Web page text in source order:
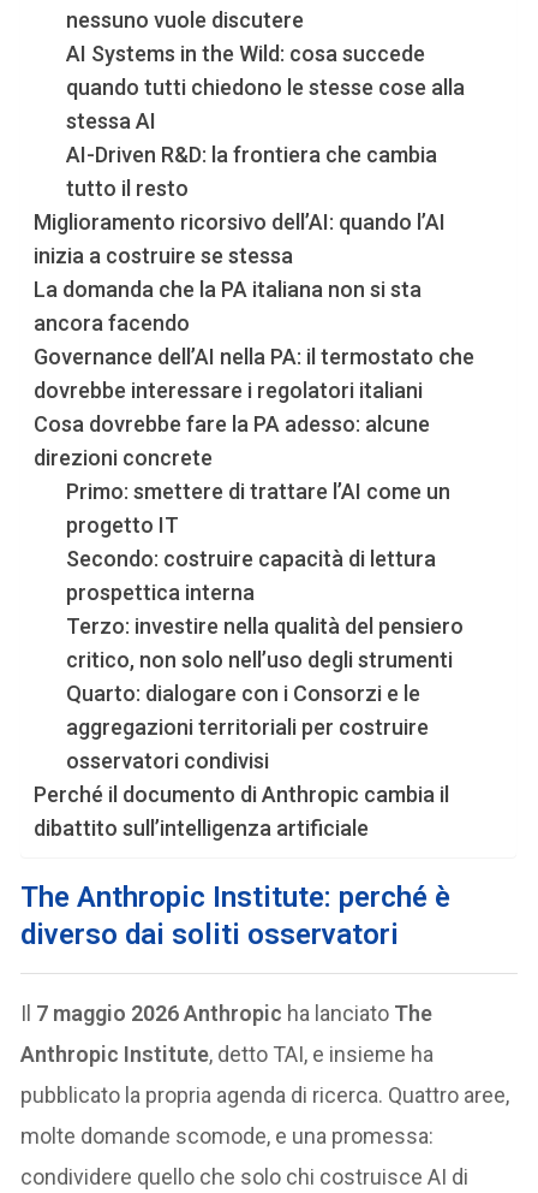
nessuno vuole discutere
AI Systems in the Wild: cosa succede
quando tutti chiedono le stesse cose alla
stessa AI
AI-Driven R&D: la frontiera che cambia
tutto il resto
Miglioramento ricorsivo dell’AI: quando l’AI
inizia a costruire se stessa
La domanda che la PA italiana non si sta
ancora facendo
Governance dell’AI nella PA: il termostato che
dovrebbe interessare i regolatori italiani
Cosa dovrebbe fare la PA adesso: alcune
direzioni concrete
Primo: smettere di trattare l’AI come un
progetto IT
Secondo: costruire capacità di lettura
prospettica interna
Terzo: investire nella qualità del pensiero
critico, non solo nell’uso degli strumenti
Quarto: dialogare con i Consorzi e le
aggregazioni territoriali per costruire
osservatori condivisi
Perché il documento di Anthropic cambia il
dibattito sull’intelligenza artificiale
The Anthropic Institute: perché è
diverso dai soliti osservatori
Il 7 maggio 2026 Anthropic ha lanciato The
Anthropic Institute, detto TAI, e insieme ha
pubblicato la propria agenda di ricerca. Quattro aree,
molte domande scomode, e una promessa:
condividere quello che solo chi costruisce AI di